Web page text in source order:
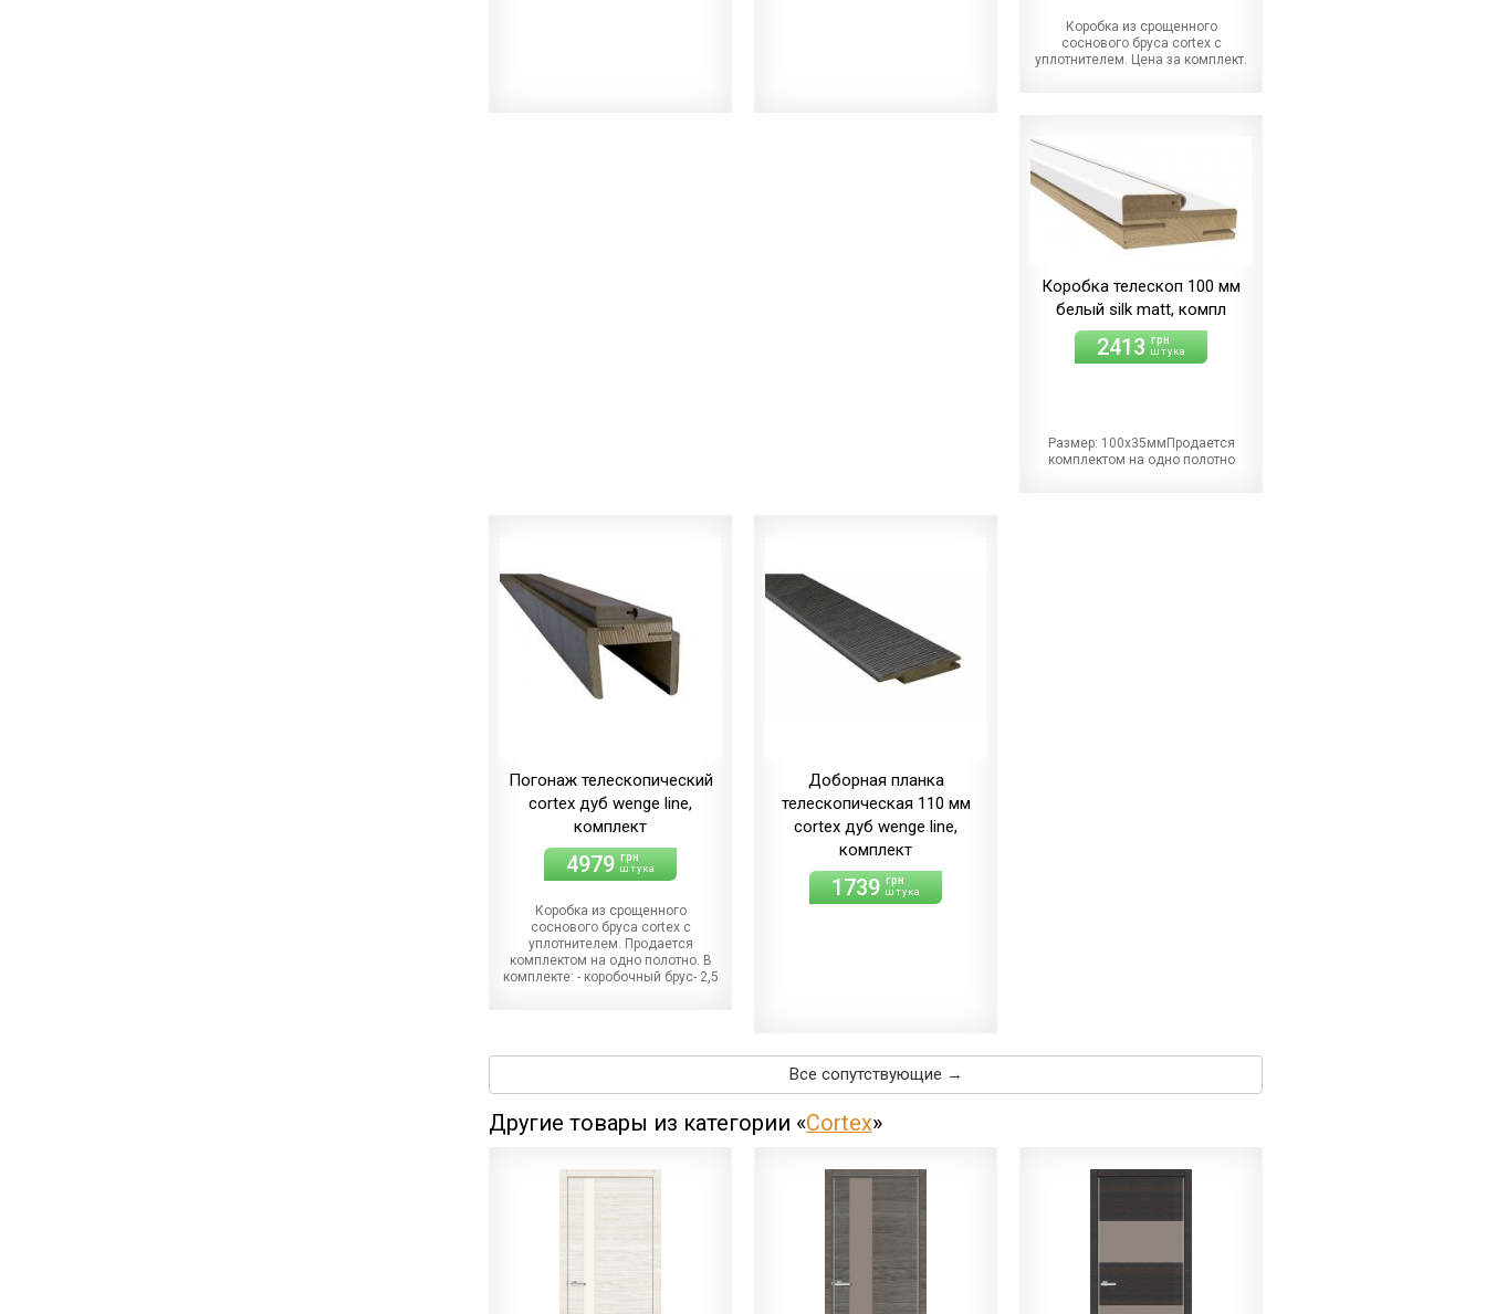
Коробка из срощенного
соснового бруса cortex с
уплотнителем. Цена за комплект.
Коробка телескоп 100 мм
белый silk matt, компл
2413 грн
штука
Размер: 100х35ммПродается
комплектом на одно полотно
Погонаж телескопический
cortex дуб wenge line,
комплект
4979 грн
штука
Коробка из срощенного
соснового бруса cortex с
уплотнителем. Продается
комплектом на одно полотно. В
комплекте: - коробочный брус- 2,5
Доборная планка
телескопическая 110 мм
cortex дуб wenge line,
комплект
1739 грн
штука
Все сопутствующие →
Другие товары из категории «Cortex»